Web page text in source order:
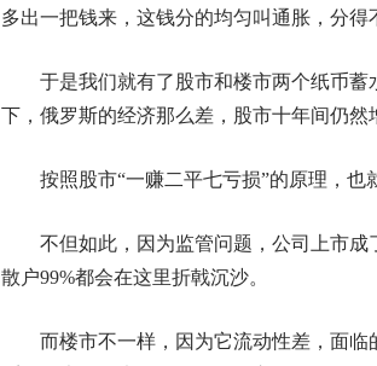
多出一把钱来，这钱分的均匀叫通胀，分
于是我们就有了股市和楼市两个纸币
下，俄罗斯的经济那么差，股市十年间仍然
按照股市“一赚二平七亏损”的原理，
不但如此，因为监管问题，公司上市
散户99%都会在这里折戟沉沙。
而楼市不一样，因为它流动性差，面